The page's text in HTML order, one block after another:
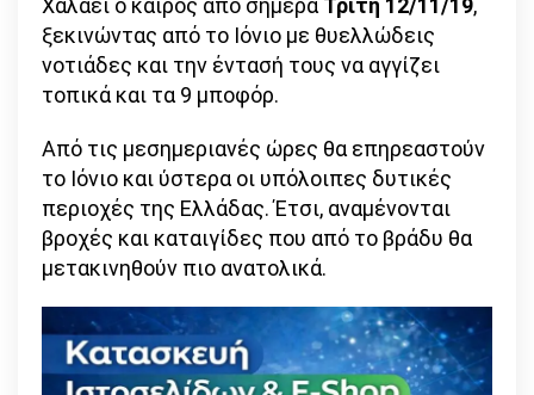
Χαλάει ο καιρός από σήμεραΤρίτη 12/11/19,
ξεκινώντας από το Ιόνιο με θυελλώδεις
νοτιάδες και την έντασή τους να αγγίζει
τοπικά και τα 9 μποφόρ.
Από τις μεσημεριανές ώρες θα επηρεαστούν
το Ιόνιο και ύστερα οι υπόλοιπες δυτικές
περιοχές της Ελλάδας. Έτσι, αναμένονται
βροχές και καταιγίδες που από το βράδυ θα
μετακινηθούν πιο ανατολικά.